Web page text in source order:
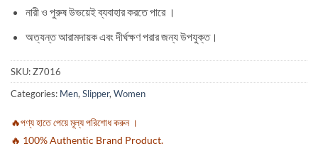
নারী ও পুরুষ উভয়েই ব্যবাহার করতে পারে ।
অত্যন্ত আরামদায়ক এবং দীর্ঘক্ষণ পরার জন্য উপযুক্ত।
SKU:Z7016
Categories: Men, Slipper, Women
🔥পণ্য হাতে পেয়ে মূল্য পরিশোধ করুন ।
🔥 100% Authentic Brand Product.